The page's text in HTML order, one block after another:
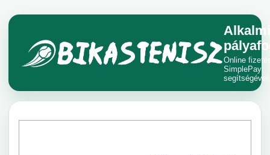
Alkalmi
Online
SimplePay
segítségével.